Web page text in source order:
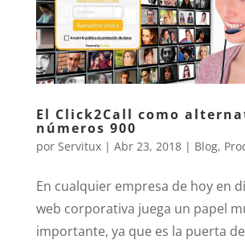
El Click2Call como
números 900
por Servitux| Abr 23, 2018| Blog,
En cualquier empresa de hoy en
web corporativa juega un papel
importante, ya que es la puerta